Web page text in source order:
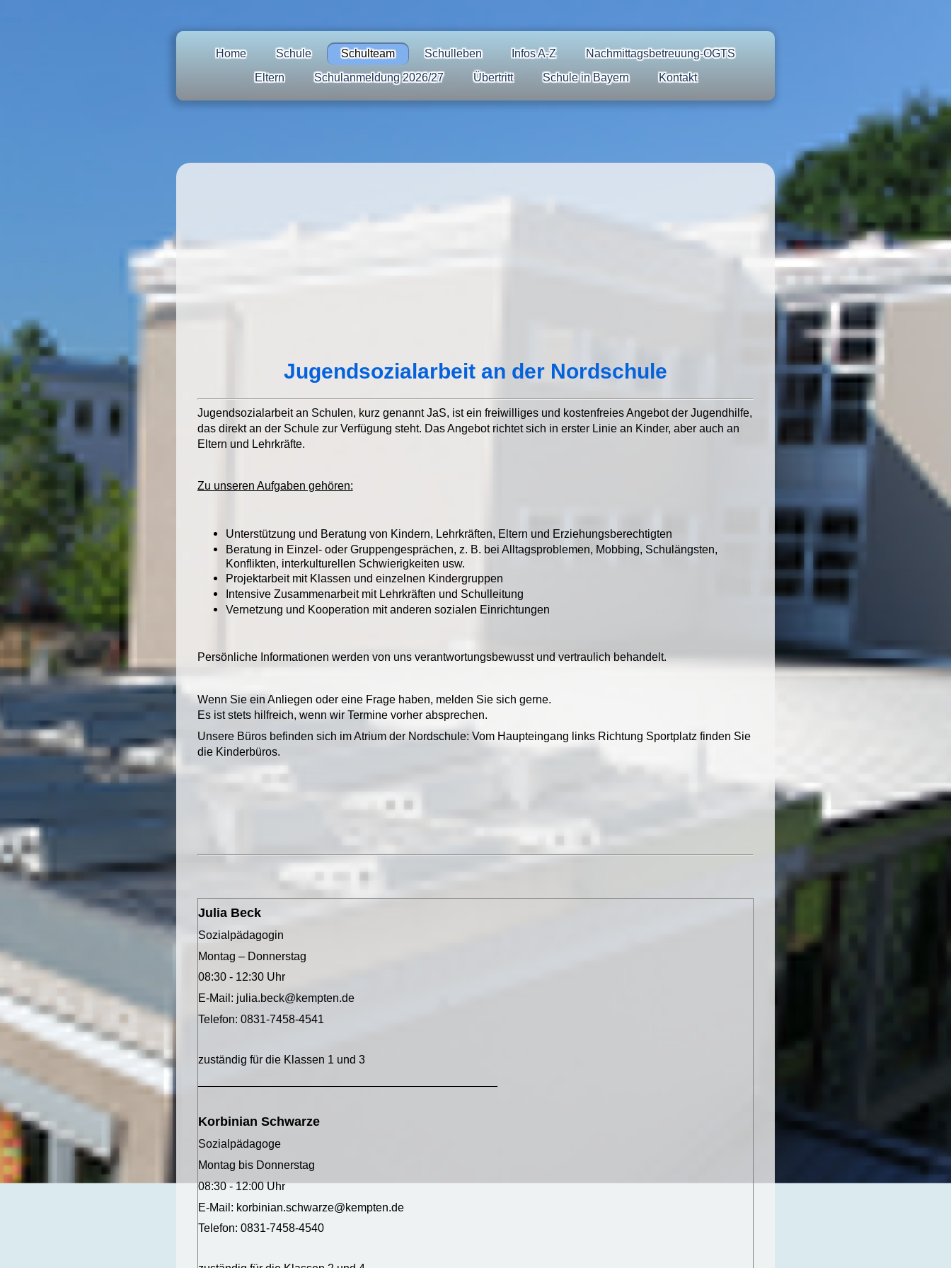
Home Schule Schulteam Schulleben Infos A-Z
Nachmittagsbetreuung-OGTS
Eltern
Schulanmeldung 2026/27 Übertritt Schule in Bayern Kontakt
Jugendsozialarbeit an der Nordschule
Jugendsozialarbeit an Schulen, kurz genannt JaS, ist ein freiwilliges und kostenfreies Angebot der Jugendhilfe,
das direkt an der Schule zur Verfügung steht. Das Angebot richtet sich in erster Linie an Kinder, aber auch an
Eltern und Lehrkräfte.
Zu unseren Aufgaben gehören:
Unterstützung und Beratung von Kindern, Lehrkräften, Eltern und Erziehungsberechtigten
Beratung in Einzel- oder Gruppengesprächen, z. B. bei Alltagsproblemen, Mobbing, Schulängsten,
Konflikten, interkulturellen Schwierigkeiten usw.
Projektarbeit mit Klassen und einzelnen Kindergruppen
Intensive Zusammenarbeit mit Lehrkräften und Schulleitung
Vernetzung und Kooperation mit anderen sozialen Einrichtungen
Persönliche Informationen werden von uns verantwortungsbewusst und vertraulich behandelt.
Wenn Sie ein Anliegen oder eine Frage haben, melden Sie sich gerne.
Es ist stets hilfreich, wenn wir Termine vorher absprechen.
Unsere Büros befinden sich im Atrium der Nordschule: Vom Haupteingang links Richtung Sportplatz finden Sie
die Kinderbüros.
Julia Beck
Sozialpädagogin
Montag – Donnerstag
08:30 - 12:30 Uhr
E-Mail: julia.beck@kempten.de
Telefon: 0831-7458-4541
zuständig für die Klassen 1 und 3
Korbinian Schwarze
Sozialpädagoge
Montag bis Donnerstag
08:30 - 12:00 Uhr
E-Mail: korbinian.schwarze@kempten.de
Telefon: 0831-7458-4540